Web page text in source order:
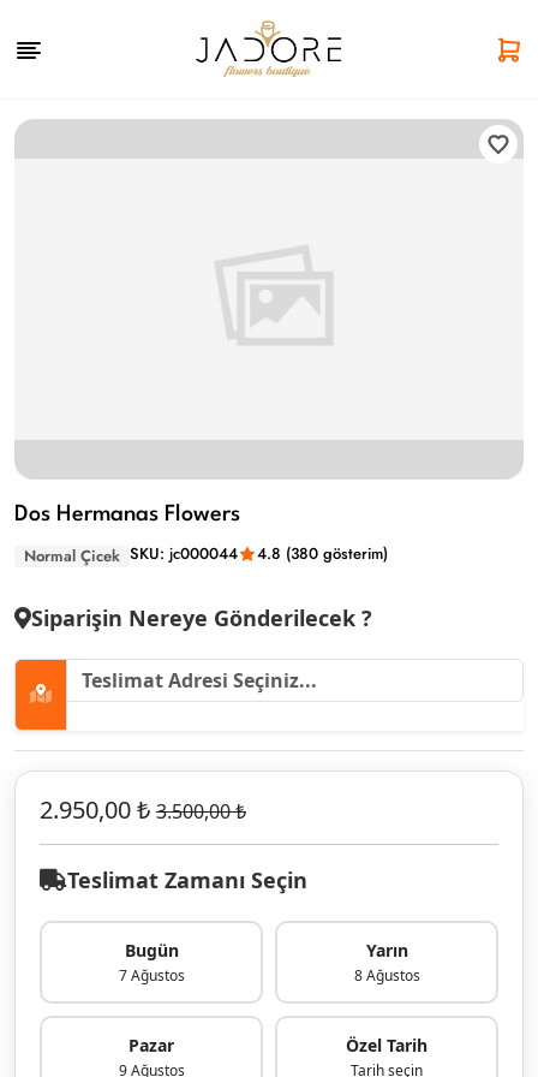
Dos Hermanas Flowers
Normal Çicek SKU: jc000044 4.8 (380 gösterim)
Siparişin Nereye Gönderilecek ?
2.950,00 ₺ 3.500,00 ₺
Teslimat Zamanı Seçin
Bugün
7 Ağustos
Yarın
8 Ağustos
Pazar
9 Ağustos
Özel Tarih
Tarih seçin